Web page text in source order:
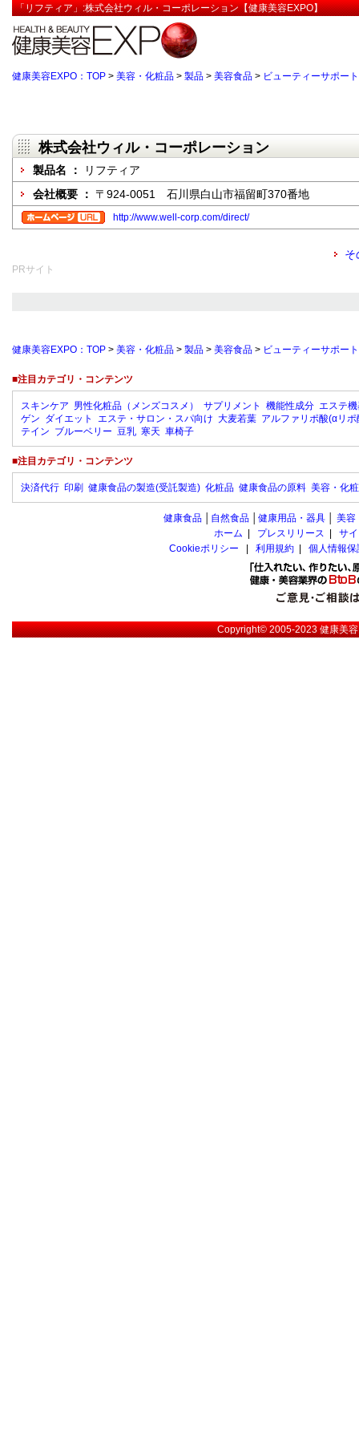
「リフティア」:株式会社ウィル・コーポレーション【健康美容EXPO】
健康美容EXPO：TOP > 美容・化粧品 > 製品 > 美容食品 > ビューティーサポー
株式会社ウィル・コーポレーション
製品名 ：
リフティア
会社概要 ： 〒924-0051 石川県白山市福留町370番地
http://www.well-corp.com/direct/
そ
PRサイト
健康美容EXPO：TOP > 美容・化粧品 > 製品 > 美容食品 > ビューティーサポー
■注目カテゴリ・コンテンツ
スキンケア 男性化粧品（メンズコスメ） サプリメント 機能性成分 エステ
ゲン ダイエット エステ・サロン・スパ向け 大麦若葉 アルファリポ酸(αリポ
テイン ブルーベリー 豆乳 寒天 車椅子
■注目カテゴリ・コンテンツ
決済代行 印刷 健康食品の製造(受託製造) 化粧品 健康食品の原料 美容・化
健康食品 自然食品 健康用品・器具 美容
ホーム
プレスリリース
サ
Cookieポリシー
利用規約 個人情報
Copyright© 2005-2023健康美